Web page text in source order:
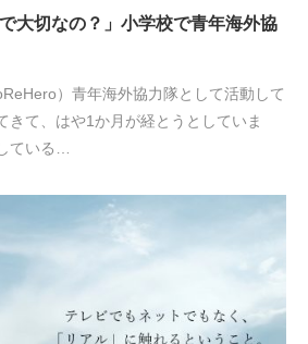
大切なの？」小学校で青年海外協
）青年海外協力隊として活動して
きて、はや1か月が経とうとしていま
ている…